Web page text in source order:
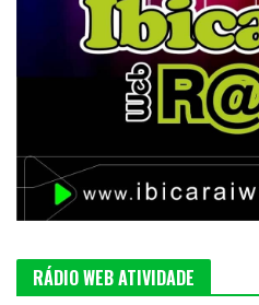
RÁDIO WEB ATIVIDADE